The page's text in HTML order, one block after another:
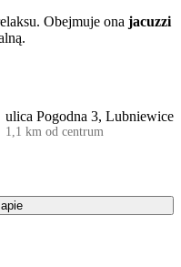
Obejmuje ona jacuzzi
rekreacyjnego, w tym z
lub roweru wodnego, a
turystycznych. Na
sportowedo siatkówki,
specjalne miejsce na
oraz zadaszoną wiatę
kominek, z którego
ulica Pogodna 3, Lubniewice
1,1 km od centrum